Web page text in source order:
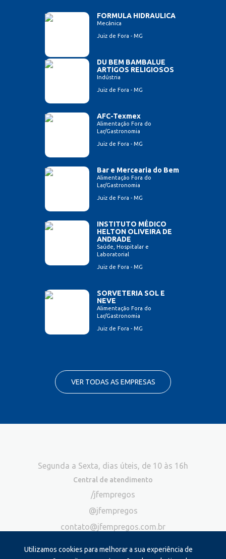
FORMULA HIDRAULICA
Mecânica
Juiz de Fora - MG
DU BEM BAMBALUE
ARTIGOS RELIGIOSOS
Indústria
Juiz de Fora - MG
AFC-Texmex
Alimentação Fora do
Lar/Gastronomia
Juiz de Fora - MG
Bar e Mercearia do Bem
Alimentação Fora do
Lar/Gastronomia
Juiz de Fora - MG
INSTITUTO MÉDICO
HELTON OLIVEIRA DE
ANDRADE
Saúde, Hospitalar e
Laboratorial
Juiz de Fora - MG
SORVETERIA SOL E
NEVE
Alimentação Fora do
Lar/Gastronomia
Juiz de Fora - MG
VER TODAS AS EMPRESAS
Utilizamos cookies para melhorar a sua experiência de
Segunda a Sexta, dias úteis, de 10 às 16h
Central de atendimento
/jfempregos
@jfempregos
contato@jfempregos.com.br